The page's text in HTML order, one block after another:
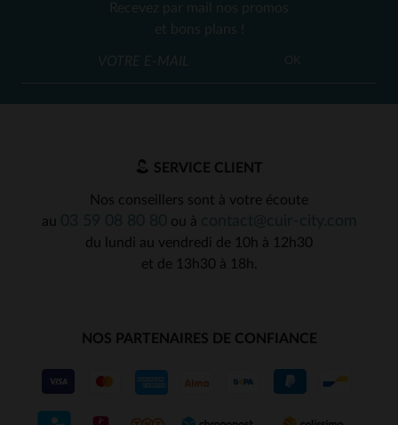
Recevez par mail nos promos
et bons plans !
OK
SERVICE CLIENT
Nos conseillers sont à votre écoute
au
ou à
du lundi au vendredi de 10h à 12h30
et de 13h30 à 18h.
NOS PARTENAIRES DE CONFIANCE